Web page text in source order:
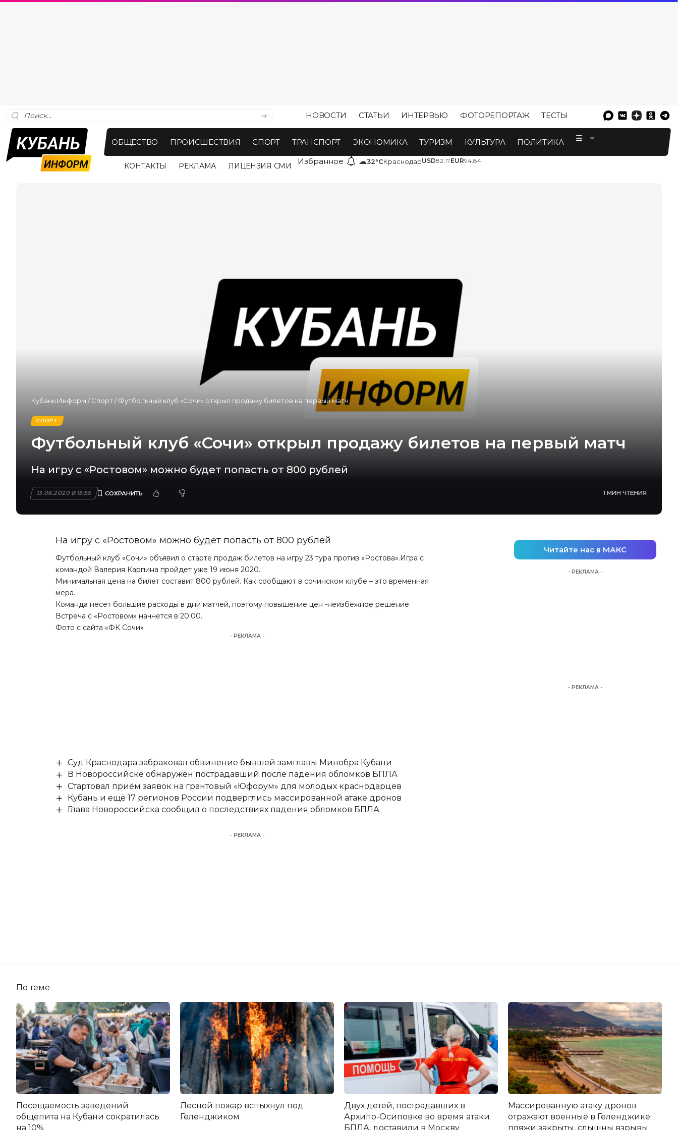
НОВОСТИ СТАТЬИ ИНТЕРВЬЮ ФОТОРЕПОРТАЖ ТЕСТЫ
ОБЩЕСТВО ПРОИСШЕСТВИЯ СПОРТ ТРАНСПОРТ ЭКОНОМИКА ТУРИЗМ КУЛЬТУРА ПОЛИТИКА
КОНТАКТЫ РЕКЛАМА ЛИЦЕНЗИЯ СМИ Избранное ☁32°CКраснодарUSD82.17EUR94.84
Кубань Информ /Спорт/Футбольный клуб «Сочи» открыл продажу билетов на первый матч
СПОРТ
Футбольный клуб «Сочи» открыл продажу билетов на первый матч
На игру с «Ростовом» можно будет попасть от 800 рублей
13.06.2020 В 15:55 1 МИН ЧТЕНИЯ
На игру с «Ростовом» можно будет попасть от 800 рублей
Футбольный клуб «Сочи» объявил о старте продаж билетов на игру 23 тура против «Ростова».Игра с
командой Валерия Карпина пройдет уже 19 июня 2020.
Минимальная цена на билет составит 800 рублей. Как сообщают в сочинском клубе – это временная
мера.
Команда несет большие расходы в дни матчей, поэтому повышение цен -неизбежное решение.
Встреча с «Ростовом» начнется в 20:00.
Фото с сайта «ФК Сочи»
- РЕКЛАМА -
Суд Краснодара забраковал обвинение бывшей замглавы Минобра Кубани
В Новороссийске обнаружен пострадавший после падения обломков БПЛА
Стартовал приём заявок на грантовый «Юфорум» для молодых краснодарцев
Кубань и ещё 17 регионов России подверглись массированной атаке дронов
Глава Новороссийска сообщил о последствиях падения обломков БПЛА
- РЕКЛАМА -
Читайте нас в МАКС
- РЕКЛАМА -
- РЕКЛАМА -
По теме
Посещаемость заведений
общепита на Кубани сократилась
на 10%
Лесной пожар вспыхнул под
Геленджиком
Двух детей, пострадавших в
Архипо-Осиповке во время атаки
БПЛА, доставили в Москву
Массированную атаку дронов
отражают военные в Геленджике:
пляжи закрыты, слышны взрывы